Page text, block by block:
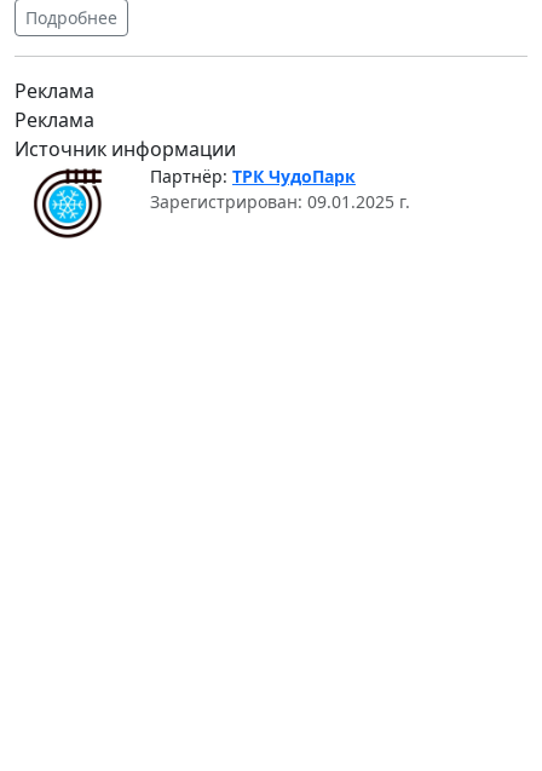
Подробнее
Реклама
Реклама
Источник информации
Партнёр: ТРК ЧудоПарк
Зарегистрирован: 09.01.2025 г.